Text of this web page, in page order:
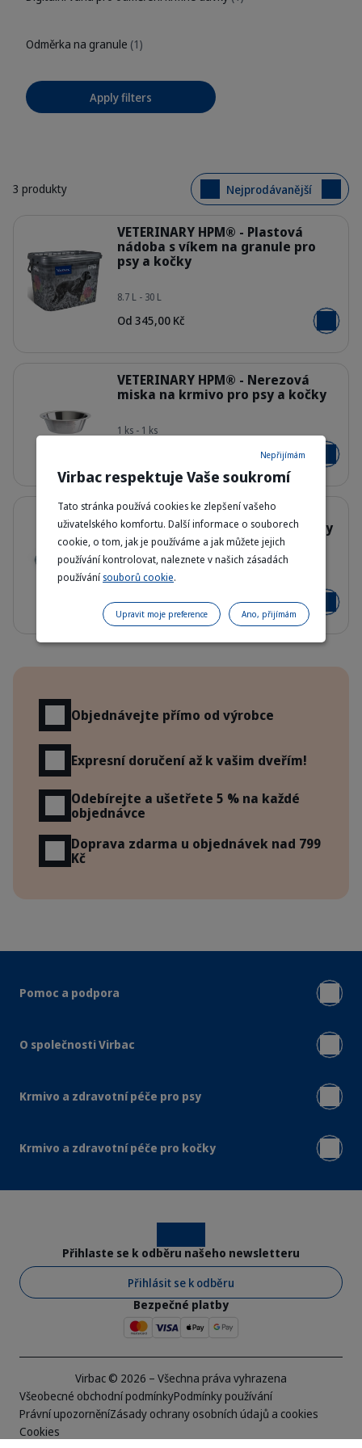
Odměrka na granule (1)
Apply filters
3 produkty Nejprodávanější
VETERINARY HPM® - Plastová
nádoba s víkem na granule pro
psy a kočky
8.7 L - 30 L
Od 345,00 Kč Přidat
Bowl_HPM_cat_face.png
VETERINARY HPM® - Nerezová
miska na krmivo pro psy a kočky
1 ks - 1 ks
Přidat
VETERINARY HPM® - Protihltací
miska - Miska proti hltání pro psy
a kočky
1 ks
179,00 Kč
Podrobnosti
Přidat
Objednávejte přímo od výrobce
Expresní doručení až k vašim dveřím!
Odebírejte a ušetřete 5 % na každé
objednávce
Doprava zdarma u objednávek nad 799
Kč
Pomoc a podpora
O společnosti Virbac
Krmivo a zdravotní péče pro psy
Krmivo a zdravotní péče pro kočky
Virbac © 2026 – Všechna práva vyhrazena
Všeobecné obchodní podmínkyPodmínky používání
Právní upozorněníZásady ochrany osobních údajů a cookies
Cookies
Přihlaste se k odběru našeho newsletteru
Přihlásit se k odběru
Bezpečné platby
Virbac respektuje Vaše soukromí
Tato stránka používá cookies ke zlepšení vašeho
uživatelského komfortu. Další informace o souborech
cookie, o tom, jak je používáme a jak můžete jejich
používání kontrolovat, naleznete v našich zásadách
používání souborů cookie.
Nepřijímám
Ano, přijímám
Upravit moje preference